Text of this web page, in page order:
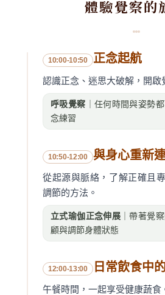
體驗覺察的
10:00-10:50 正念起航
認識正念、迷思大破解，開啟
呼吸覺察 ｜任何時間與姿勢
念練習
10:50-12:00 與身心重新
從起源與脈絡，了解正確且
調節的方法。
立式瑜伽正念伸展 ｜帶著覺
顧與調節身體狀態
12:00-13:00 日常飲食中
午餐時間，一起享受健康蔬食